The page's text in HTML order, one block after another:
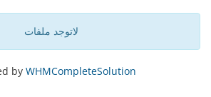
لاتوجد ملفات
by WHMCompleteSolution